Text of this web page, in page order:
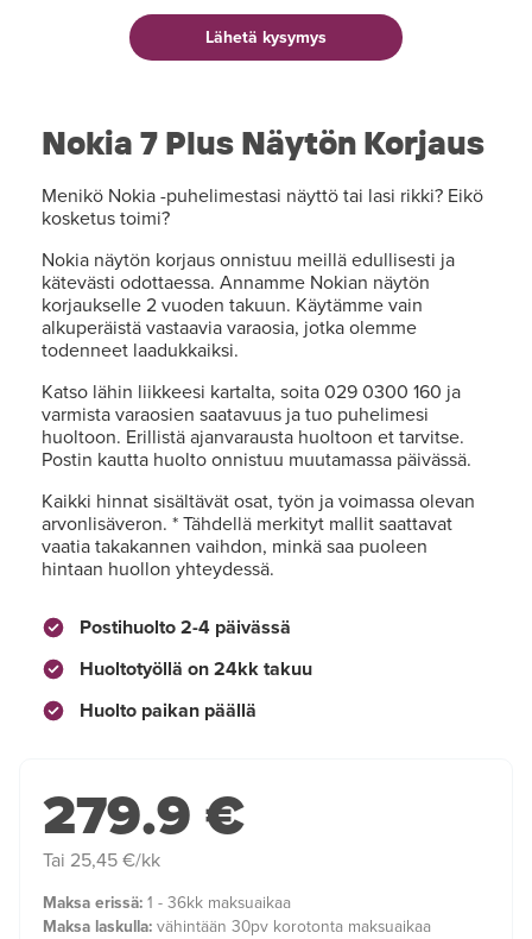
Nokia 7 Plus Näytön Korjaus
Menikö Nokia -puhelimestasi näyttö tai lasi rikki? Eikö
kosketus toimi?
Nokia näytön korjaus onnistuu meillä edullisesti ja
kätevästi odottaessa. Annamme Nokian näytön
korjaukselle 2 vuoden takuun. Käytämme vain
alkuperäistä vastaavia varaosia, jotka olemme
todenneet laadukkaiksi.
Katso lähin liikkeesi kartalta, soita 029 0300 160 ja
varmista varaosien saatavuus ja tuo puhelimesi
huoltoon. Erillistä ajanvarausta huoltoon et tarvitse.
Postin kautta huolto onnistuu muutamassa päivässä.
Kaikki hinnat sisältävät osat, työn ja voimassa olevan
arvonlisäveron. * Tähdellä merkityt mallit saattavat
vaatia takakannen vaihdon, minkä saa puoleen
hintaan huollon yhteydessä.
Postihuolto 2-4 päivässä
Huoltotyöllä on 24kk takuu
Huolto paikan päällä
279.9 €
Tai 25,45 €/kk
Maksa erissä: 1 - 36kk maksuaikaa
Maksa laskulla: vähintään 30pv korotonta maksuaikaa